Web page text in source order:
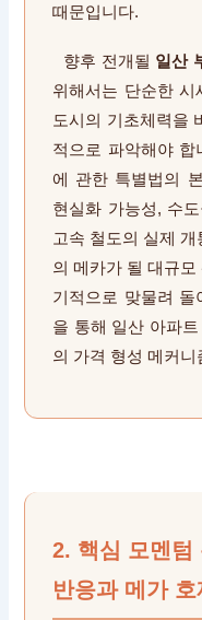
때문입니다.
향후 전개될 일산
위해서는 단순한
도시의 기초체력을
적으로 파악해야 합
에 관한 특별법의
현실화 가능성, 수
고속 철도의 실제
의 메카가 될 대규
기적으로 맞물려 돌
을 통해 일산 아파
의 가격 형성 메커
2. 핵심 모멘텀
반응과 메가